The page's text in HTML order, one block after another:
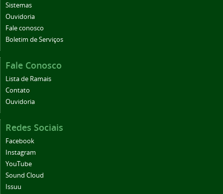
Sistemas
Ouvidoria
Fale conosco
Boletim de Serviços
Fale Conosco
Lista de Ramais
Contato
Ouvidoria
Redes Sociais
Facebook
Instagram
YouTube
Sound Cloud
Issuu